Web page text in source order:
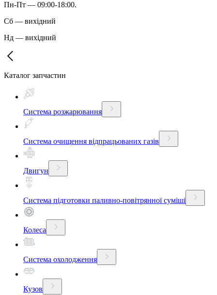
Пн-Пт — 09:00-18:00.
Сб — вихідний
Нд — вихідний
Каталог запчастин
Система розжарювання
Система очищення відпрацьованих газів
Двигун
Система підготовки паливно-повітрянної суміші
Колеса
Система охолодження
Кузов